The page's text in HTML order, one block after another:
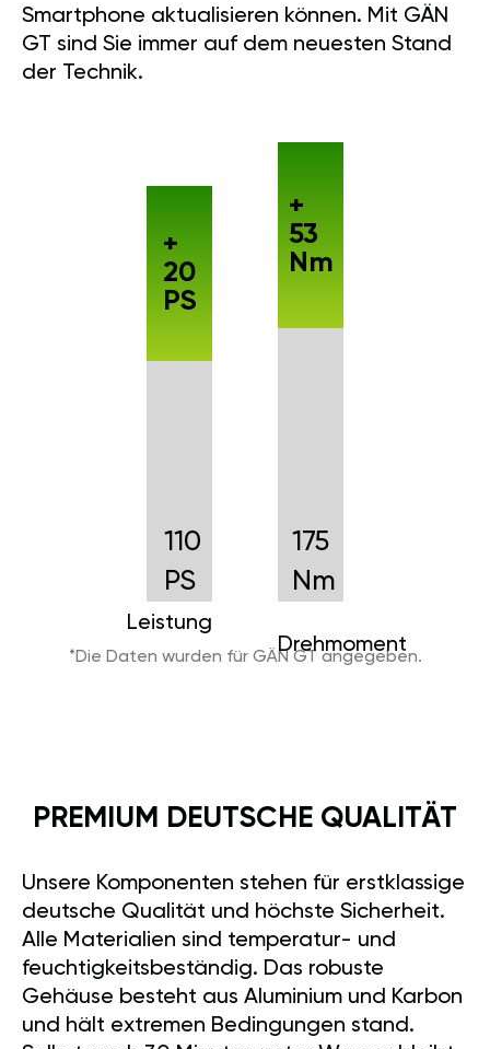
Smartphone aktualisieren können. Mit GÄN
GT sind Sie immer auf dem neuesten Stand
der Technik.
110
PS
Leistung
+
20
PS
175
Nm
Drehmoment
+
53
Nm
*Die Daten wurden für GÄN GT angegeben.
PREMIUM DEUTSCHE QUALITÄT
Unsere Komponenten stehen für erstklassige
deutsche Qualität und höchste Sicherheit.
Alle Materialien sind temperatur- und
feuchtigkeitsbeständig. Das robuste
Gehäuse besteht aus Aluminium und Karbon
und hält extremen Bedingungen stand.